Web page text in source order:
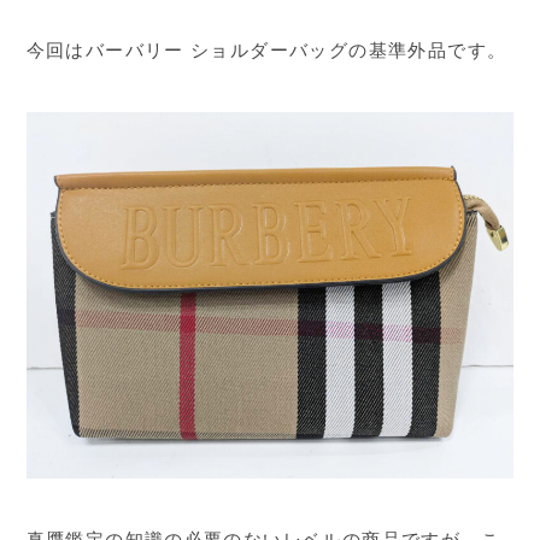
今回はバーバリー ショルダーバッグの基準外品です。